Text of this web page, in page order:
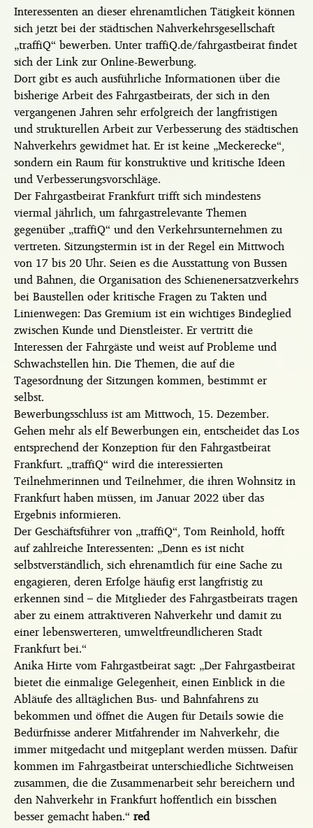
Interessenten an dieser ehrenamtlichen Tätigkeit können
sich jetzt bei der städtischen Nahverkehrsgesellschaft
„traffiQ“ bewerben. Unter traffiQ.de/fahrgastbeirat findet
sich der Link zur Online-Bewerbung.
Dort gibt es auch ausführliche Informationen über die
bisherige Arbeit des Fahrgastbeirats, der sich in den
vergangenen Jahren sehr erfolgreich der langfristigen
und strukturellen Arbeit zur Verbesserung des städtischen
Nahverkehrs gewidmet hat. Er ist keine „Meckerecke“,
sondern ein Raum für konstruktive und kritische Ideen
und Verbesserungsvorschläge.
Der Fahrgastbeirat Frankfurt trifft sich mindestens
viermal jährlich, um fahrgastrelevante Themen
gegenüber „traffiQ“ und den Verkehrsunternehmen zu
vertreten. Sitzungstermin ist in der Regel ein Mittwoch
von 17 bis 20 Uhr. Seien es die Ausstattung von Bussen
und Bahnen, die Organisation des Schienenersatzverkehrs
bei Baustellen oder kritische Fragen zu Takten und
Linienwegen: Das Gremium ist ein wichtiges Bindeglied
zwischen Kunde und Dienstleister. Er vertritt die
Interessen der Fahrgäste und weist auf Probleme und
Schwachstellen hin. Die Themen, die auf die
Tagesordnung der Sitzungen kommen, bestimmt er
selbst.
Bewerbungsschluss ist am Mittwoch, 15. Dezember.
Gehen mehr als elf Bewerbungen ein, entscheidet das Los
entsprechend der Konzeption für den Fahrgastbeirat
Frankfurt. „traffiQ“ wird die interessierten
Teilnehmerinnen und Teilnehmer, die ihren Wohnsitz in
Frankfurt haben müssen, im Januar 2022 über das
Ergebnis informieren.
Der Geschäftsführer von „traffiQ“, Tom Reinhold, hofft
auf zahlreiche Interessenten: „Denn es ist nicht
selbstverständlich, sich ehrenamtlich für eine Sache zu
engagieren, deren Erfolge häufig erst langfristig zu
erkennen sind – die Mitglieder des Fahrgastbeirats tragen
aber zu einem attraktiveren Nahverkehr und damit zu
einer lebenswerteren, umweltfreundlicheren Stadt
Frankfurt bei.“
Anika Hirte vom Fahrgastbeirat sagt: „Der Fahrgastbeirat
bietet die einmalige Gelegenheit, einen Einblick in die
Abläufe des alltäglichen Bus- und Bahnfahrens zu
bekommen und öffnet die Augen für Details sowie die
Bedürfnisse anderer Mitfahrender im Nahverkehr, die
immer mitgedacht und mitgeplant werden müssen. Dafür
kommen im Fahrgastbeirat unterschiedliche Sichtweisen
zusammen, die die Zusammenarbeit sehr bereichern und
den Nahverkehr in Frankfurt hoffentlich ein bisschen
besser gemacht haben.“red